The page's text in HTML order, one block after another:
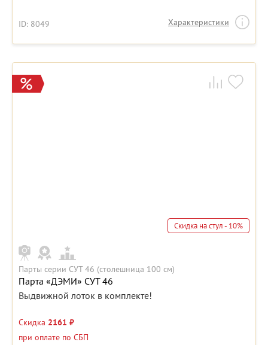
ID: 8049 Характеристики
Скидка на стул - 10%
Парты серии СУТ 46 (столешница 100 см)
Парта «ДЭМИ» СУТ 46
Выдвижной лоток в комплекте!
Скидка 2161 ₽
при оплате по СБП